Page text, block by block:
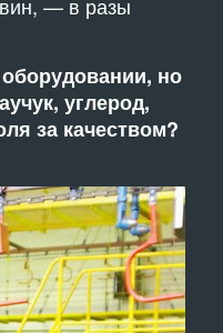
но
углерод,
за качеством?